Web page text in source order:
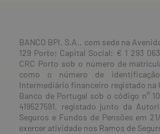
BANCO BPI, S.A., com sede na
129 Porto; Capital Social: € 1 293
CRC Porto sob o número de
como o número de
Intermediário financeiro registado na
Banco de Portugal sob o código n°
419527591, registado junto da
Seguros e Fundos de Pensões em
exercer atividade nos Ramos de